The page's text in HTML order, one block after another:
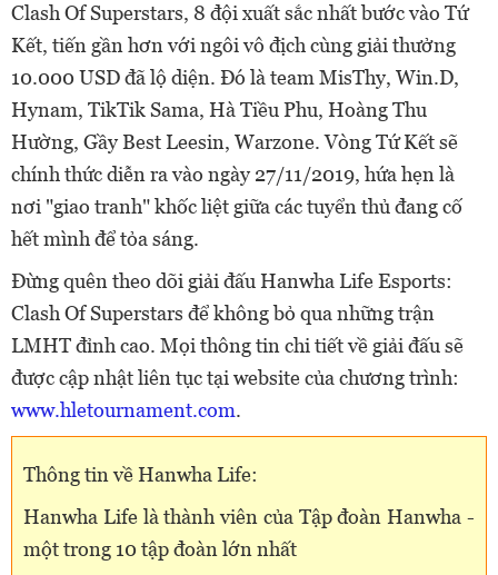
Clash Of Superstars, 8 đội xuất sắc nhất bước vào Tứ
Kết, tiến gần hơn với ngôi vô địch cùng giải thưởng
10.000 USD đã lộ diện. Đó là team MisThy, Win.D,
Hynam, TikTik Sama, Hà Tiều Phu, Hoàng Thu
Hường, Gầy Best Leesin, Warzone. Vòng Tứ Kết sẽ
chính thức diễn ra vào ngày 27/11/2019, hứa hẹn là
nơi "giao tranh" khốc liệt giữa các tuyển thủ đang cố
hết mình để tỏa sáng.
Đừng quên theo dõi giải đấu Hanwha Life Esports:
Clash Of Superstars để không bỏ qua những trận
LMHT đỉnh cao. Mọi thông tin chi tiết về giải đấu sẽ
được cập nhật liên tục tại website của chương trình:
www.hletournament.com.
Thông tin về Hanwha Life:
Hanwha Life là thành viên của Tập đoàn Hanwha -
một trong 10 tập đoàn lớn nhất